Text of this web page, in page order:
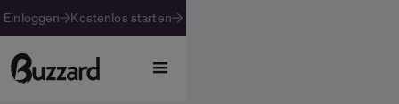
Einloggen Kostenlos starten